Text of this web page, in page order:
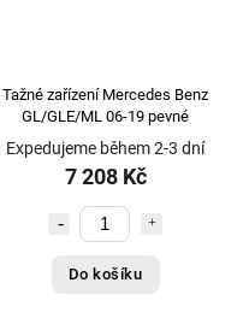
Tažné zařízení Mercedes Benz
GL/GLE/ML 06-19 pevné
Expedujeme během 2-3 dní
7 208 Kč
Do košíku